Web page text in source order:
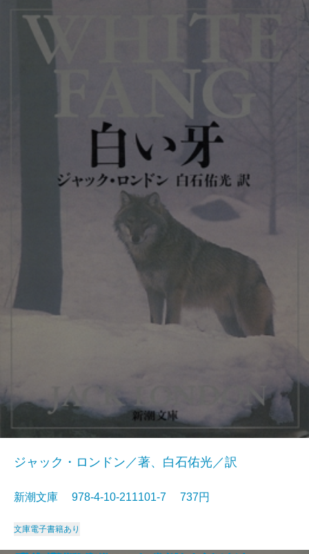
ジャック・ロンドン／著、白石佑光／訳
新潮文庫 978-4-10-211101-7 737円
文庫電子書籍あり